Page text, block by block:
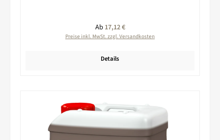
Regulärer Preis:
Ab17,12 €
Preise inkl. MwSt. zzgl. Versandkosten
Details